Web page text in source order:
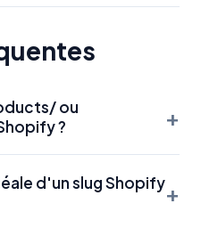
ou
?
+
Bien qu'il existe des
pour masquer ces
d'un slug Shopify+